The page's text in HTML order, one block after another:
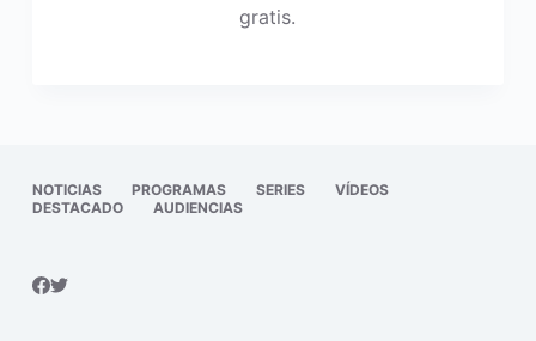
gratis.
NOTICIAS PROGRAMAS SERIES
VÍDEOS
DESTACADO
AUDIENCIAS